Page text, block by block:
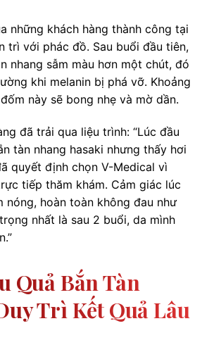
những khách hàng thành công tại
trì với phác đồ. Sau buổi đầu tiên,
nhang sẫm màu hơn một chút, đó
khi melanin bị phá vỡ. Khoảng
này sẽ bong nhẹ và mờ dần.
đã trải qua liệu trình: “Lúc đầu
tàn nhang hasaki nhưng thấy hơi
quyết định chọn V-Medical vì
tiếp thăm khám. Cảm giác lúc
nóng, hoàn toàn không đau như
nhất là sau 2 buổi, da mình
Quả Bắn Tàn
Trì Kết Quả Lâu